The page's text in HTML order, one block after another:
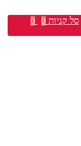
סל קניות 0
0